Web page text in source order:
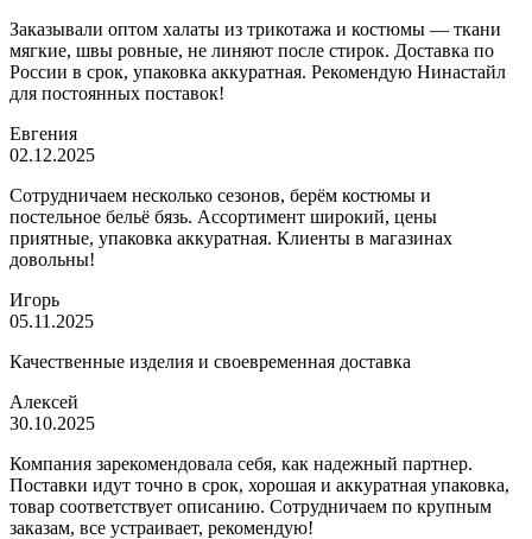
Заказывали оптом халаты из трикотажа и костюмы — ткани
мягкие, швы ровные, не линяют после стирок. Доставка по
России в срок, упаковка аккуратная. Рекомендую Нинастайл
для постоянных поставок!
Евгения
02.12.2025
Сотрудничаем несколько сезонов, берём костюмы и
постельное бельё бязь. Ассортимент широкий, цены
приятные, упаковка аккуратная. Клиенты в магазинах
довольны!
Игорь
05.11.2025
Качественные изделия и своевременная доставка
Алексей
30.10.2025
Компания зарекомендовала себя, как надежный партнер.
Поставки идут точно в срок, хорошая и аккуратная упаковка,
товар соответствует описанию. Сотрудничаем по крупным
заказам, все устраивает, рекомендую!